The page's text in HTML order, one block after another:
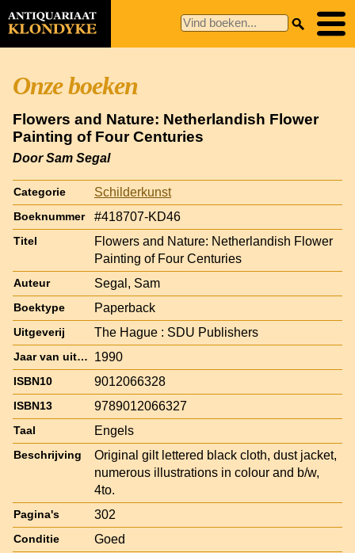
Onze boeken
Flowers and Nature: Netherlandish Flower
Painting of Four Centuries
Door Sam Segal
Categorie Schilderkunst
Boeknummer #418707-KD46
Titel
Flowers and Nature: Netherlandish Flower
Painting of Four Centuries
Auteur Segal, Sam
Boektype Paperback
Uitgeverij The Hague : SDU Publishers
Jaar van uitgave 1990
ISBN10 9012066328
ISBN13 9789012066327
Taal Engels
Beschrijving
Original gilt lettered black cloth, dust jacket,
numerous illustrations in colour and b/w,
4to.
Pagina's 302
Conditie Goed